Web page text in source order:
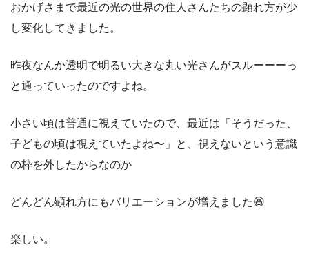
おかげさまで最近の光の世界の住人さんたちの顕れ方が少
し変化してきました。
昨夜なんか透明で明るい大きな丸い光さんがスルーーーっ
と通っていったのですよね。
小さい頃は普通に視えていたので、最近は「そうだった、
子どもの頃は視えていたよね〜」と、視えないという意識
の枠を外したからなのか
どんどん顕れ方にもバリエーションが増えました😆
楽しい。